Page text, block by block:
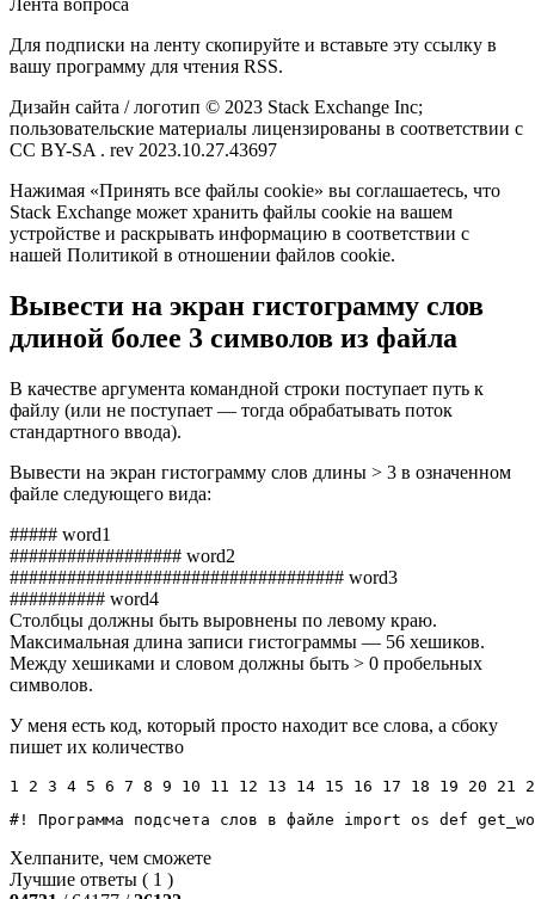
Лента вопроса
Для подписки на ленту скопируйте и вставьте эту ссылку в
вашу программу для чтения RSS.
Дизайн сайта / логотип © 2023 Stack Exchange Inc;
пользовательские материалы лицензированы в соответствии с
CC BY-SA . rev 2023.10.27.43697
Нажимая «Принять все файлы cookie» вы соглашаетесь, что
Stack Exchange может хранить файлы cookie на вашем
устройстве и раскрывать информацию в соответствии с
нашей Политикой в отношении файлов cookie.
Вывести на экран гистограмму слов
длиной более 3 символов из файла
В качестве аргумента командной строки поступает путь к
файлу (или не поступает — тогда обрабатывать поток
стандартного ввода).
Вывести на экран гистограмму слов длины > 3 в означенном
файле следующего вида:
##### word1
################## word2
################################### word3
########## word4
Столбцы должны быть выровнены по левому краю.
Максимальная длина записи гистограммы — 56 хешиков.
Между хешиками и словом должны быть > 0 пробельных
символов.
У меня есть код, который просто находит все слова, а сбоку
пишет их количество
1 2 3 4 5 6 7 8 9 10 11 12 13 14 15 16 17 18 19 20 21
#! Программа подсчета слов в файле
import os def
Хелпаните, чем сможете
Лучшие ответы ( 1 )